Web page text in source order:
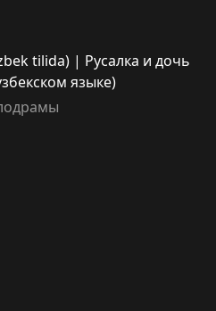
tilida) | Русалка и дочь
языке)